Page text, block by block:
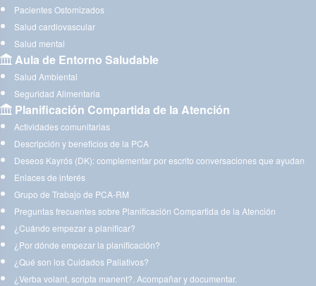
Pacientes Ostomizados
Salud cardiovascular
Salud mental
Aula de Entorno Saludable
Salud Ambiental
Seguridad Alimentaria
Planificación Compartida de la Atención
Actividades comunitarias
Descripción y beneficios de la PCA
Deseos Kayrós (DK): complementar por escrito conversaciones que ayudan
Enlaces de interés
Grupo de Trabajo de PCA-RM
Preguntas frecuentes sobre Planificación Compartida de la Atención
¿Cuándo empezar a planificar?
¿Por dónde empezar la planificación?
¿Qué son los Cuidados Paliativos?
¿Verba volant, scripta manent?. Acompañar y documentar.